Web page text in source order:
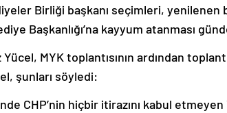
Birliği başkanı seçimleri, yenilenen
Başkanlığı’na kayyum atanması
MYK toplantısının ardından
şunları söyledi:
CHP’nin hiçbir itirazını kabul